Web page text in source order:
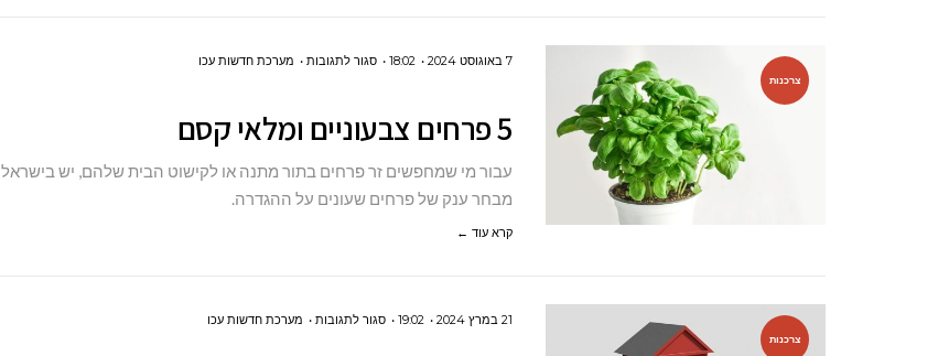
צרכנות
7 באוגוסט 2024 18:02 סגור לתגובותעל
צבעוניים
מערכת חדשות עכו
5 פרחים צבעוניים ומלאי קסם
עבור מי שמחפשים זר פרחים בתור מתנה או לקישוט הבית שלהם, יש בישראל
מבחר ענק של פרחים שעונים על ההגדרה.
קרא עוד ←
צרכנות
21 במרץ 2024 19:02 סגור לתגובותעל מערכת חדשות עכו